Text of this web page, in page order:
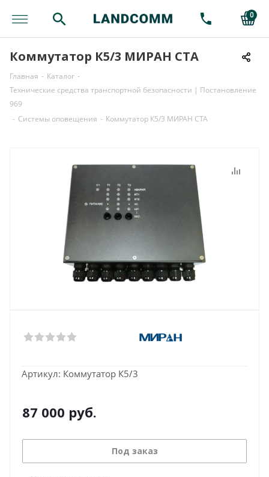
0
Коммутатор К5/3 МИРАН СТА
Главная - Каталог -
Технические средства транспортной безопасности | Постановление
969
- Системы оповещения - Коммутатор К5/3 МИРАН СТА
Артикул: Коммутатор К5/3
87 000 руб.
Под заказ